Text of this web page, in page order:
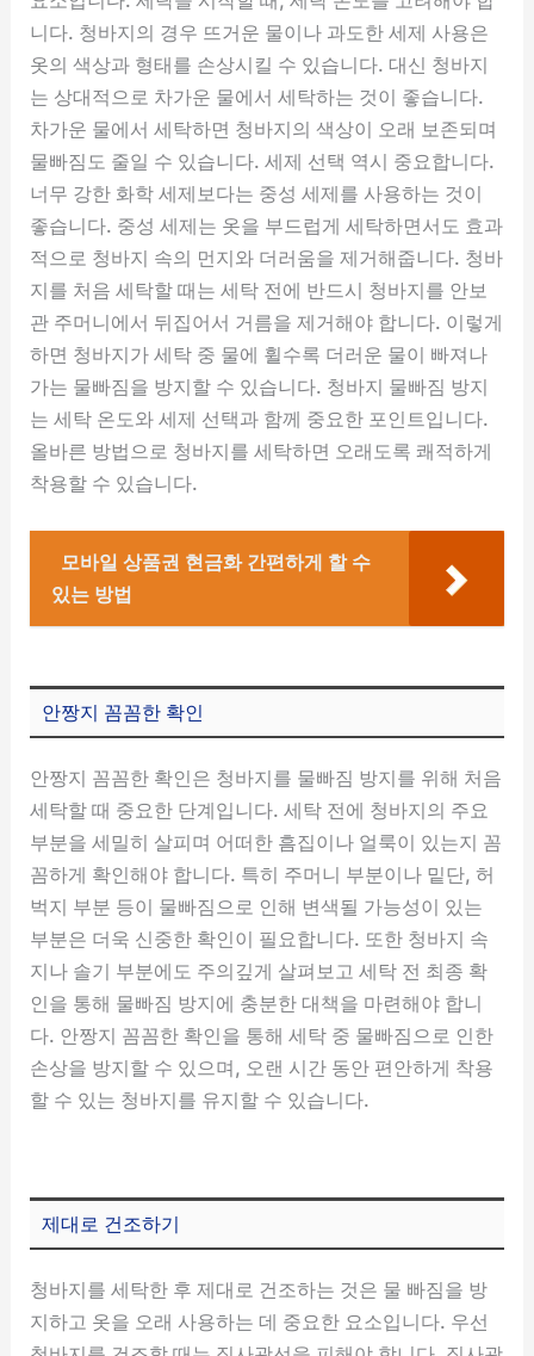
니다. 청바지의 경우 뜨거운 물이나 과도한 세제 사용은
옷의 색상과 형태를 손상시킬 수 있습니다. 대신 청바지
는 상대적으로 차가운 물에서 세탁하는 것이 좋습니다.
차가운 물에서 세탁하면 청바지의 색상이 오래 보존되며
물빠짐도 줄일 수 있습니다. 세제 선택 역시 중요합니다.
너무 강한 화학 세제보다는 중성 세제를 사용하는 것이
좋습니다. 중성 세제는 옷을 부드럽게 세탁하면서도 효과
적으로 청바지 속의 먼지와 더러움을 제거해줍니다. 청바
지를 처음 세탁할 때는 세탁 전에 반드시 청바지를 안보
관 주머니에서 뒤집어서 거름을 제거해야 합니다. 이렇게
하면 청바지가 세탁 중 물에 휠수록 더러운 물이 빠져나
가는 물빠짐을 방지할 수 있습니다. 청바지 물빠짐 방지
는 세탁 온도와 세제 선택과 함께 중요한 포인트입니다.
올바른 방법으로 청바지를 세탁하면 오래도록 쾌적하게
착용할 수 있습니다.
모바일 상품권 현금화 간편하게 할 수
있는 방법
안짱지 꼼꼼한 확인
안짱지 꼼꼼한 확인은 청바지를 물빠짐 방지를 위해 처음
세탁할 때 중요한 단계입니다. 세탁 전에 청바지의 주요
부분을 세밀히 살피며 어떠한 흠집이나 얼룩이 있는지 꼼
꼼하게 확인해야 합니다. 특히 주머니 부분이나 밑단, 허
벅지 부분 등이 물빠짐으로 인해 변색될 가능성이 있는
부분은 더욱 신중한 확인이 필요합니다. 또한 청바지 속
지나 솔기 부분에도 주의깊게 살펴보고 세탁 전 최종 확
인을 통해 물빠짐 방지에 충분한 대책을 마련해야 합니
다. 안짱지 꼼꼼한 확인을 통해 세탁 중 물빠짐으로 인한
손상을 방지할 수 있으며, 오랜 시간 동안 편안하게 착용
할 수 있는 청바지를 유지할 수 있습니다.
제대로 건조하기
청바지를 세탁한 후 제대로 건조하는 것은 물 빠짐을 방
지하고 옷을 오래 사용하는 데 중요한 요소입니다. 우선